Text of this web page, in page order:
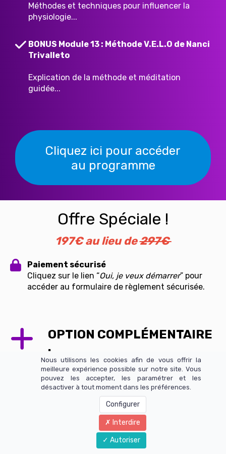
Méthodes et techniques pour influencer la
physiologie...
BONUS Module 13 : Méthode V.E.L.O de Nanci
Trivalleto
Explication de la méthode et méditation
guidée...
Cliquez ici pour accéder
au programme
Offre Spéciale !
197€ au lieu de297€
Paiement sécurisé
Cliquez sur le lien “Oui, je veux démarrer” pour
accéder au formulaire de règlement sécurisée.
OPTION COMPLÉMENTAIRE
:
Nouvelle Technique "Step-
SMV"
Découvre la nouvelle
technique redoutable"Step-
SMV" de Michael Raduga, qui
Nous utilisons les cookies afin de vous offrir la
meilleure expérience possible sur notre site. Vous
pouvez les accepter, les paramétrer et les
désactiver à tout moment dans les préférences.
Configurer
Interdire
Autoriser